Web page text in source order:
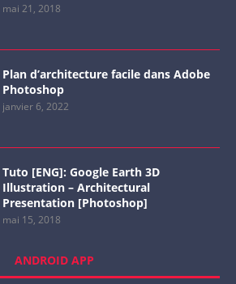
mai 21, 2018
Plan d’architecture facile dans Adobe
Photoshop
janvier 6, 2022
Tuto [ENG]: Google Earth 3D
Illustration – Architectural
Presentation [Photoshop]
mai 15, 2018
ANDROID APP